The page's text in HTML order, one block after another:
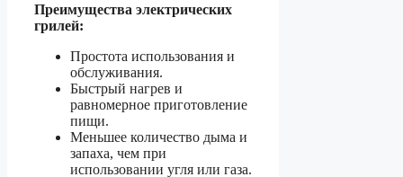
Преимущества электрических
грилей:
Простота использования и
обслуживания.
Быстрый нагрев и
равномерное приготовление
пищи.
Меньшее количество дыма и
запаха, чем при
использовании угля или газа.